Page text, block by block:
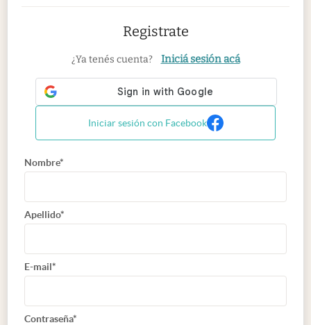
Registrate
¿Ya tenés cuenta? Iniciá sesión acá
Iniciar sesión con Facebook
Nombre*
Apellido*
E-mail*
Contraseña*